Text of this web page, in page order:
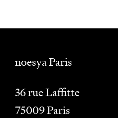
noesya Paris
36 rue Laffitte
75009Paris